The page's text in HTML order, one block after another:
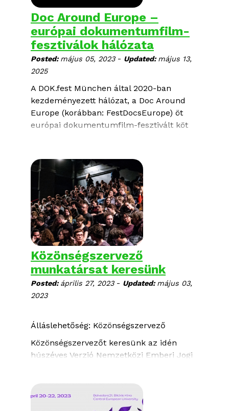
Doc Around Europe –
európai dokumentumfilm-
fesztiválok hálózata
Posted:május 05, 2023 - Updated:május 13,
2025
A DOK.fest München által 2020-ban
kezdeményezett hálózat, a Doc Around
Europe (korábban: FestDocsEurope) öt
európai dokumentumfilm-fesztivált köt
kal, a DOK.Fest Münchennel, a
DocsBarcelonával és a MakeDox-szal
közösen dolgozik afiatal
dokumentumfilmesek támogatását célzó
programokon. 2025-től egy új partner, a
Biografilm csatlakozott a hálózathoz.
Közönségszervező
munkatársat keresünk
Posted:április 27, 2023 - Updated:május 03,
2023
Álláslehetőség: Közönségszervező
Közönségszervezőt keresünk az idén
húszéves Verzió Nemzetközi Emberi Jogi
szólítani a változatos témájú filmek által
megcélzott különféle társadalmi